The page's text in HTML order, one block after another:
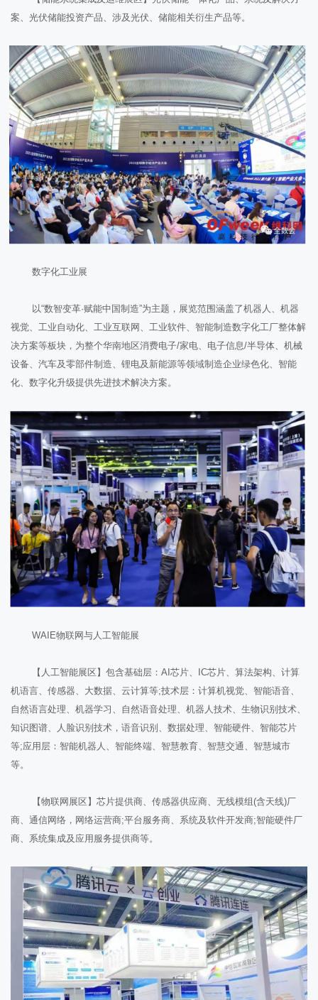
案、光伏储能投资产品、涉及光伏、储能相关衍生产品等。
数字化工业展
以“数智变革·赋能中国制造”为主题，展览范围涵盖了机器人、机器
视觉、工业自动化、工业互联网、工业软件、智能制造数字化工厂整体解
决方案等板块，为整个华南地区消费电子/家电、电子信息/半导体、机械
设备、汽车及零部件制造、锂电及新能源等领域制造企业绿色化、智能
化、数字化升级提供先进技术解决方案。
WAIE物联网与人工智能展
【人工智能展区】包含基础层：AI芯片、IC芯片、算法架构、计算
机语言、传感器、大数据、云计算等;技术层：计算机视觉、智能语音、
自然语言处理、机器学习、自然语音处理、机器人技术、生物识别技术、
知识图谱、人脸识别技术，语音识别、数据处理、智能硬件、智能芯片
等;应用层：智能机器人、智能终端、智慧教育、智慧交通、智慧城市
等。
【物联网展区】芯片提供商、传感器供应商、无线模组(含天线)厂
商、通信网络，网络运营商;平台服务商、系统及软件开发商;智能硬件厂
商、系统集成及应用服务提供商等。